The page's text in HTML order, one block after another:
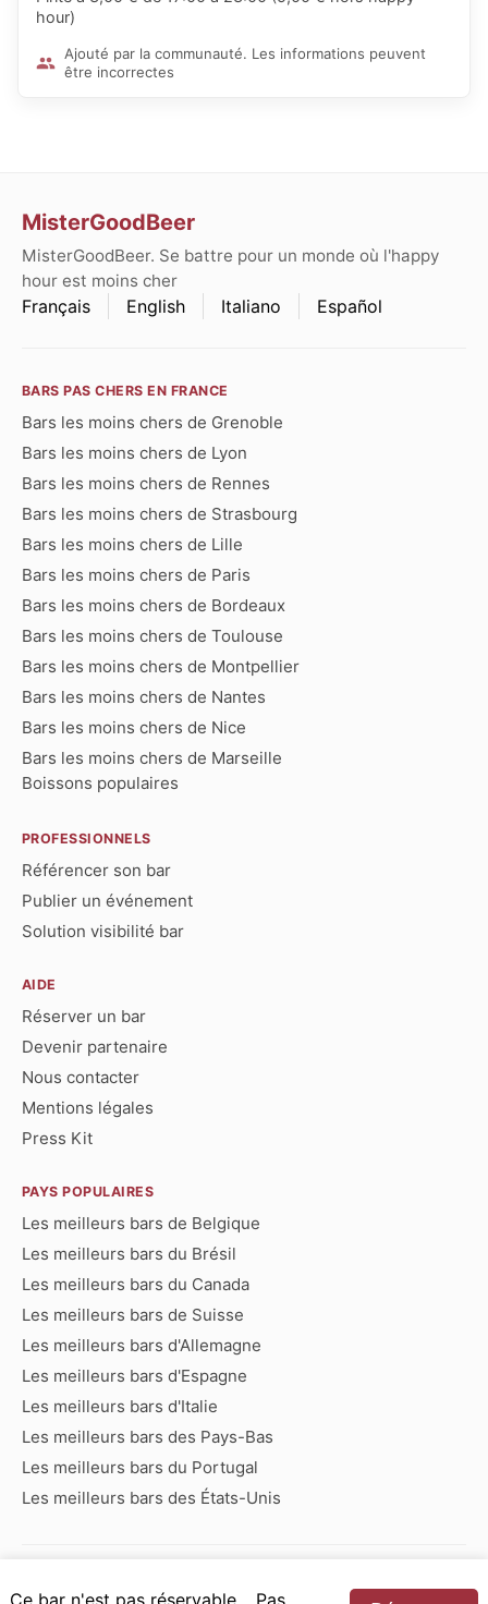
hour)
Ajouté par la communauté. Les informations peuvent
être incorrectes
MisterGoodBeer
MisterGoodBeer. Se battre pour un monde où l'happy
hour est moins cher
Français English Italiano Español
BARS PAS CHERS EN FRANCE
Bars les moins chers de Grenoble
Bars les moins chers de Lyon
Bars les moins chers de Rennes
Bars les moins chers de Strasbourg
Bars les moins chers de Lille
Bars les moins chers de Paris
Bars les moins chers de Bordeaux
Bars les moins chers de Toulouse
Bars les moins chers de Montpellier
Bars les moins chers de Nantes
Bars les moins chers de Nice
Bars les moins chers de Marseille
Boissons populaires
PROFESSIONNELS
Référencer son bar
Publier un événement
Solution visibilité bar
AIDE
Réserver un bar
Devenir partenaire
Nous contacter
Mentions légales
Press Kit
PAYS POPULAIRES
Les meilleurs bars de Belgique
Les meilleurs bars du Brésil
Les meilleurs bars du Canada
Les meilleurs bars de Suisse
Les meilleurs bars d'Allemagne
Les meilleurs bars d'Espagne
Les meilleurs bars d'Italie
Les meilleurs bars des Pays-Bas
Les meilleurs bars du Portugal
Les meilleurs bars des États-Unis